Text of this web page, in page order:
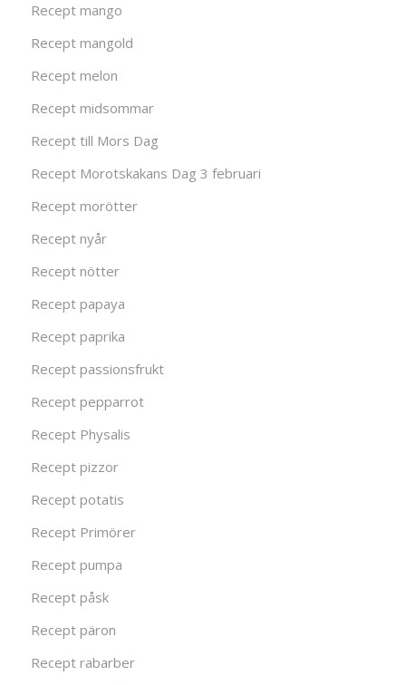
Recept mango
Recept mangold
Recept melon
Recept midsommar
Recept till Mors Dag
Recept Morotskakans Dag 3 februari
Recept morötter
Recept nyår
Recept nötter
Recept papaya
Recept paprika
Recept passionsfrukt
Recept pepparrot
Recept Physalis
Recept pizzor
Recept potatis
Recept Primörer
Recept pumpa
Recept påsk
Recept päron
Recept rabarber